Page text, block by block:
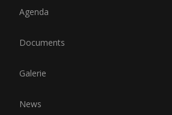
Agenda
Documents
Galerie
News